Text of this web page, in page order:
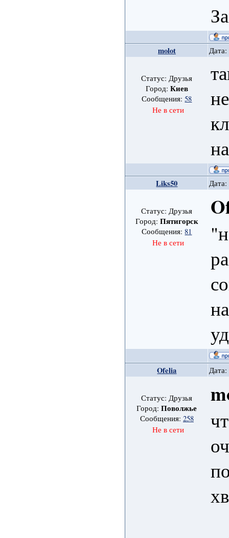
molot
Статус: Друзья
Город: Киев
Сообщения:58
Не в сети
Liks50
Статус: Друзья
Город: Пятигорск
Сообщения:81
Не в сети
Ofelia
Статус: Друзья
Город:Поволжье
Сообщения: 258
Не в сети